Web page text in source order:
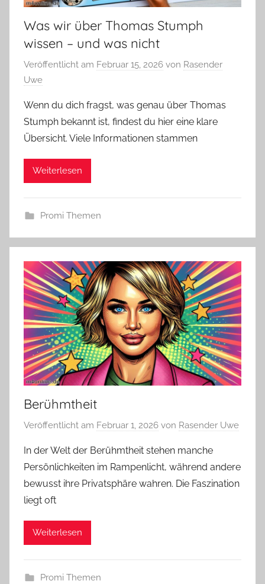
Was wir über Thomas Stumph
wissen – und was nicht
Veröffentlicht am Februar 15, 2026 von Rasender
Uwe
Wenn du dich fragst, was genau über Thomas
Stumph bekannt ist, findest du hier eine klare
Übersicht. Viele Informationen stammen
Weiterlesen
Promi Themen
Berühmtheit
Veröffentlicht am Februar 1, 2026 von Rasender Uwe
In der Welt der Berühmtheit stehen manche
Persönlichkeiten im Rampenlicht, während andere
bewusst ihre Privatsphäre wahren. Die Faszination
liegt oft
Weiterlesen
Promi Themen